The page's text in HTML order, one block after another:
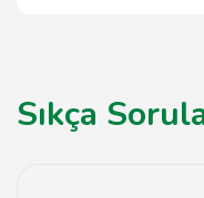
Sıkça